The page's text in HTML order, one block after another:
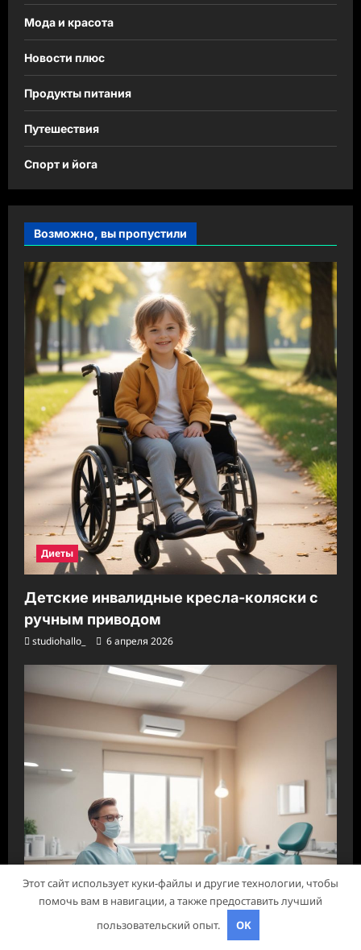
Мода и красота
Новости плюс
Продукты питания
Путешествия
Спорт и йога
Возможно, вы пропустили
Диеты
Детские инвалидные кресла-коляски с
ручным приводом
studiohallo_ 6 апреля 2026
Этот сайт использует куки-файлы и другие технологии, чтобы
помочь вам в навигации, а также предоставить лучший
пользовательский опыт.
OK